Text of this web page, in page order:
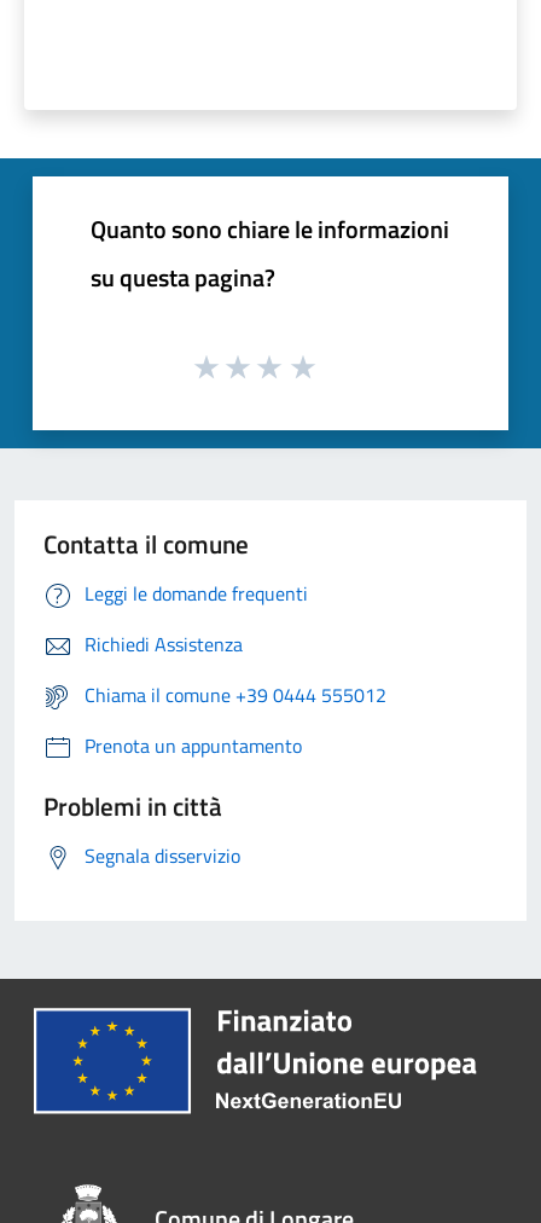
Quanto sono chiare le informazioni
su questa pagina?
Contatta il comune
Leggi le domande frequenti
Richiedi Assistenza
Chiama il comune +39 0444 555012
Prenota un appuntamento
Problemi in città
Segnala disservizio